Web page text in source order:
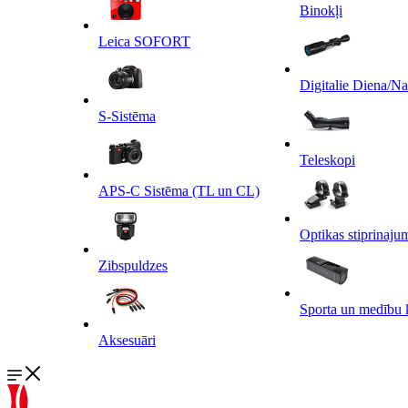
Leica SOFORT
S-Sistēma
APS-C Sistēma (TL un CL)
Zibspuldzes
Aksesuāri
Binokļi
Digitalie Diena/
Teleskopi
Optikas
Sporta un medību